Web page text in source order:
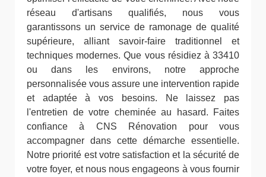
réseau d'artisans qualifiés, nous vous
garantissons un service de ramonage de qualité
supérieure, alliant savoir-faire traditionnel et
techniques modernes. Que vous résidiez à 33410
ou dans les environs, notre approche
personnalisée vous assure une intervention rapide
et adaptée à vos besoins. Ne laissez pas
l'entretien de votre cheminée au hasard. Faites
confiance à CNS Rénovation pour vous
accompagner dans cette démarche essentielle.
Notre priorité est votre satisfaction et la sécurité de
votre foyer, et nous nous engageons à vous fournir